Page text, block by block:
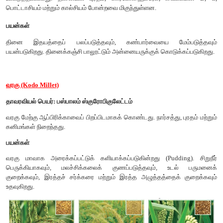
தயாரிப்பிலும் பயன்படுகிறது. இது இரத்தச் சோகை,
தினை (Foxtail Milet)
இந்தியாவில் பாரம்பரியமாகப் பயன்படுத்தப்படும் தினை
ஒன்று. சுமார் 6,000 வருடங்களுக்கு முன்பே சீனாவில்
உட்படுத்தப்பட்டது. தினையில் புரதம், கார்போஹைட்ரேட்,
பொட்டாசியம் மற்றும் கால்சியம் போன்றவை மிகுந்துள்ளன.
தினை இதயத்தைப் பலப்படுத்தவும், கண்பார்வையை
பயன்படுகிறது. தினைக்கஞ்சி பாலூட்டும் அன்னையருக்குக்